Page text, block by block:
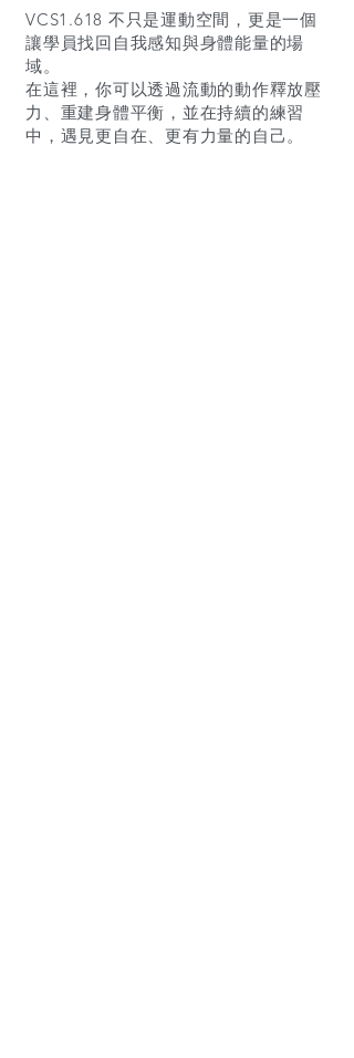
VCS1.618 不只是運動空間，更是一個
讓學員找回自我感知與身體能量的場
域。
在這裡，你可以透過流動的動作釋放壓
力、重建身體平衡，並在持續的練習
中，遇見更自在、更有力量的自己。